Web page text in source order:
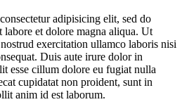
adipisicing elit, sed do
et dolore magna aliqua. Ut
exercitation ullamco laboris nisi
Duis aute irure dolor in
esse cillum dolore eu fugiat nulla
cupidatat non proident, sunt in
anim id est laborum.